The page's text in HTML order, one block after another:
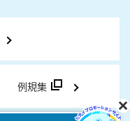
例規集